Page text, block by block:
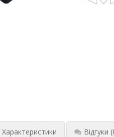
Характеристики Відгуки